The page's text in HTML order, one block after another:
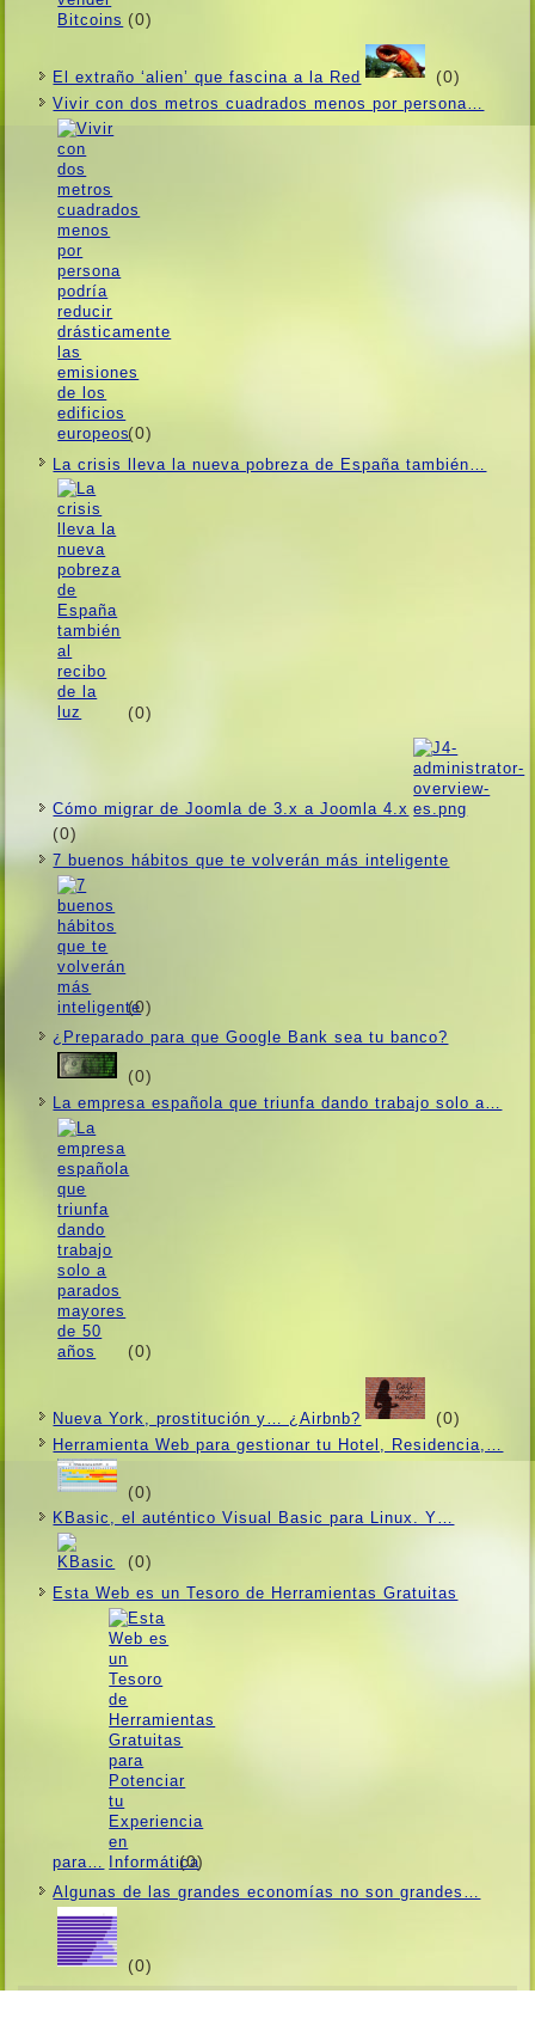
(0)
El extraño ‘alien’ que fascina a la Red (0)
Vivir con dos metros cuadrados menos por persona…
(0)
La crisis lleva la nueva pobreza de España también…
(0)
Cómo migrar de Joomla de 3.x a Joomla 4.x
(0)
7 buenos hábitos que te volverán más inteligente
(0)
¿Preparado para que Google Bank sea tu banco?
(0)
La empresa española que triunfa dando trabajo solo a…
(0)
Nueva York, prostitución y… ¿Airbnb? (0)
Herramienta Web para gestionar tu Hotel, Residencia,…
(0)
KBasic, el auténtico Visual Basic para Linux. Y…
(0)
Esta Web es un Tesoro de Herramientas Gratuitas
para… (0)
Algunas de las grandes economí­as no son grandes…
(0)